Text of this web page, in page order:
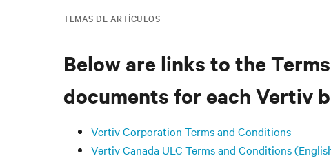
TEMAS DE ARTÍCULOS
Below are links to the
documents for each Vertiv
Vertiv Corporation Terms and Conditions
Vertiv Canada ULC Terms and Conditions